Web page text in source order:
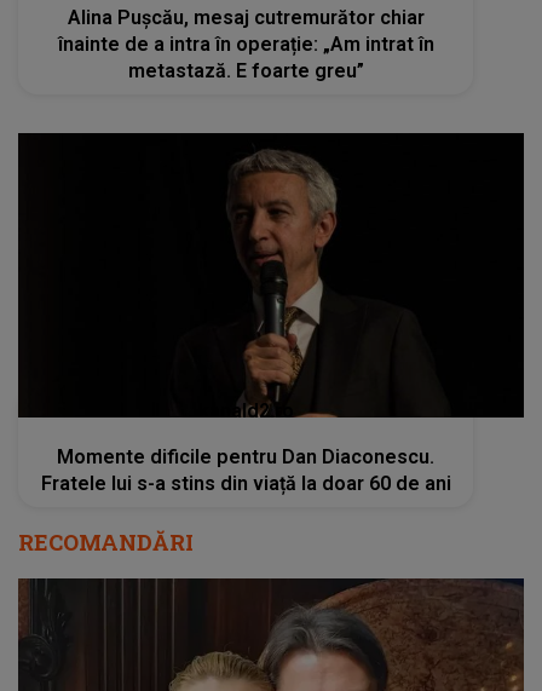
Alina Pușcău, mesaj cutremurător chiar
înainte de a intra în operație: „Am intrat în
metastază. E foarte greu”
kanald2.ro
Momente dificile pentru Dan Diaconescu.
Fratele lui s-a stins din viață la doar 60 de ani
RECOMANDĂRI